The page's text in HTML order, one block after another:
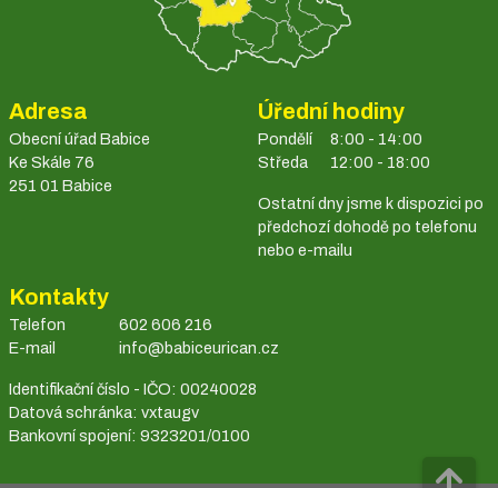
Adresa
Obecní úřad Babice
Ke Skále 76
251 01 Babice
Úřední hodiny
Pondělí
Středa
8:00 - 14:00
12:00 - 18:00
Ostatní dny jsme k dispozici po
předchozí dohodě po telefonu
nebo e-mailu
Kontakty
Telefon
E-mail
602 606 216
info@babiceurican.cz
Identifikační číslo - IČO: 00240028
Datová schránka: vxtaugv
Bankovní spojení: 9323201/0100